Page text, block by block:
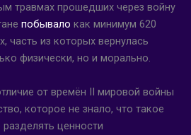
травмах прошедших через войну
побывало как минимум 620
часть из которых вернулась
физически, но и морально.
от времён II мировой войны
которое не знало, что такое
ценности